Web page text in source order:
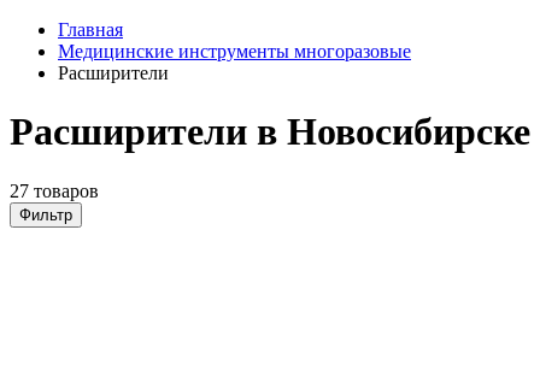
Главная
Медицинские инструменты многоразовые
Расширители
Расширители в Новосибирске
27 товаров
Фильтр